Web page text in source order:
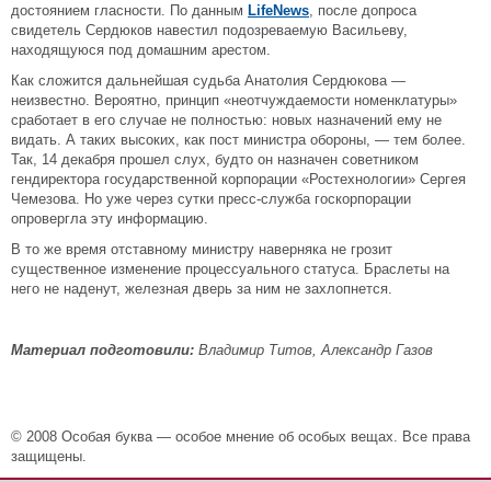
достоянием гласности. По данным LifeNews, после допроса
свидетель Сердюков навестил подозреваемую Васильеву,
находящуюся под домашним арестом.
Как сложится дальнейшая судьба Анатолия Сердюкова —
неизвестно. Вероятно, принцип «неотчуждаемости номенклатуры»
сработает в его случае не полностью: новых назначений ему не
видать. А таких высоких, как пост министра обороны, — тем более.
Так, 14 декабря прошел слух, будто он назначен советником
гендиректора государственной корпорации «Ростехнологии» Сергея
Чемезова. Но уже через сутки пресс-служба госкорпорации
опровергла эту информацию.
В то же время отставному министру наверняка не грозит
существенное изменение процессуального статуса. Браслеты на
него не наденут, железная дверь за ним не захлопнется.
Материал подготовили: Владимир Титов, Александр Газов
© 2008 Особая буква — особое мнение об особых вещах. Все права
защищены.